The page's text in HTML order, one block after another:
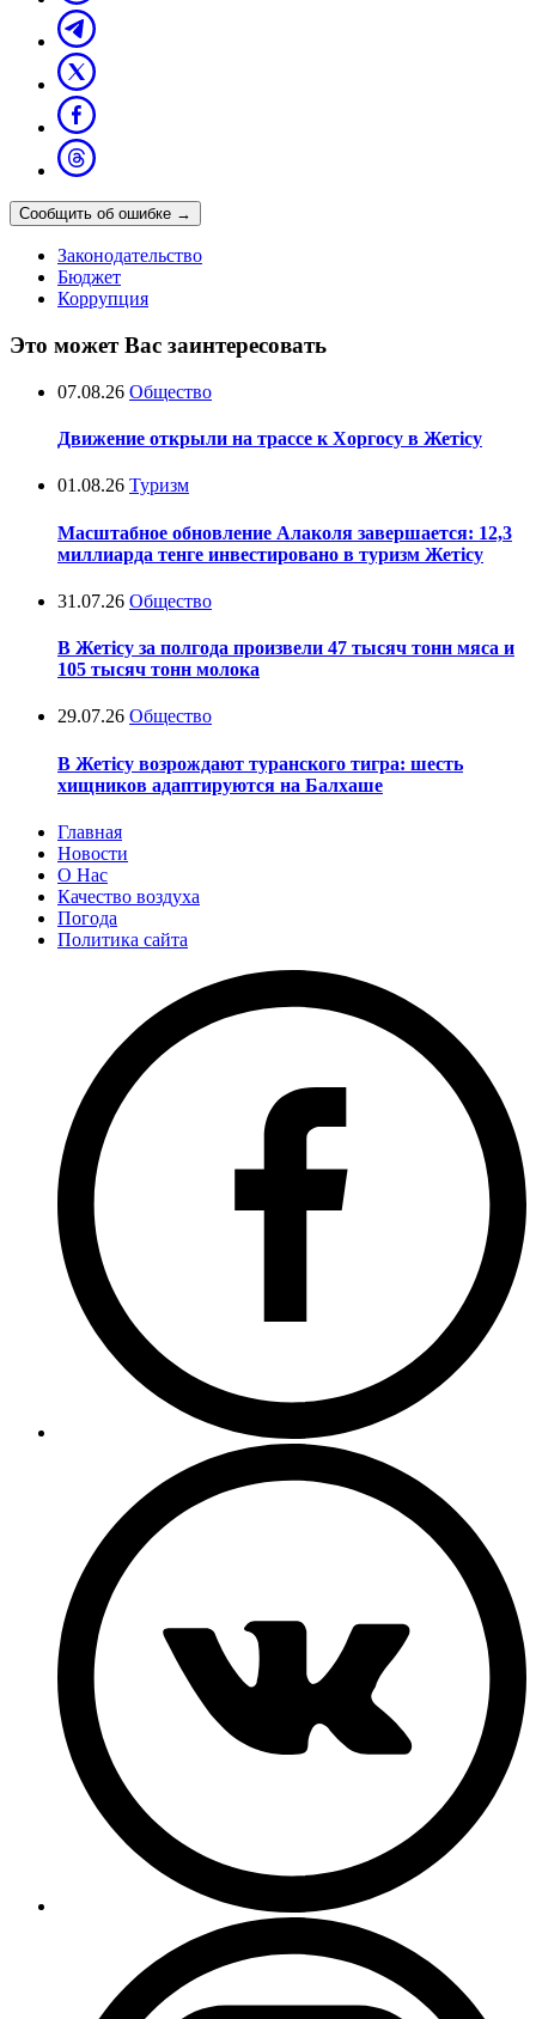
Сообщить об ошибке →
Законодательство
Бюджет
Коррупция
Это может Вас заинтересовать
07.08.26 Общество
Движение открыли на трассе к Хоргосу в Жетісу
01.08.26 Туризм
Масштабное обновление Алаколя завершается: 12,3
миллиарда тенге инвестировано в туризм Жетісу
31.07.26 Общество
В Жетісу за полгода произвели 47 тысяч тонн мяса и
105 тысяч тонн молока
29.07.26 Общество
В Жетісу возрождают туранского тигра: шесть
хищников адаптируются на Балхаше
Главная
Новости
О Нас
Качество воздуха
Погода
Политика сайта